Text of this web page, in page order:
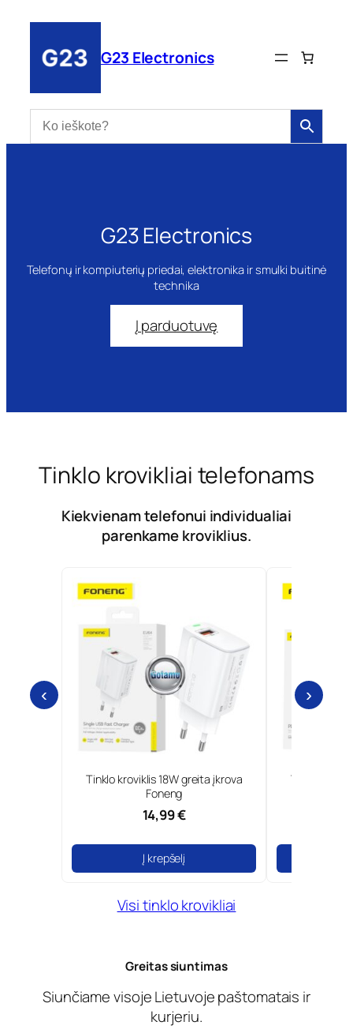
turinio
G23 Electronics
G23 Electronics
Telefonų ir kompiuterių priedai, elektronika ir smulki buitinė
technika
Į parduotuvę
Tinklo krovikliai telefonams
Kiekvienam telefonui individualiai
parenkame kroviklius.
‹
Tinklo kroviklis 18W greita įkrova
Foneng
14,99 €
Į krepšelį
Type-C
›
Visi tinklo krovikliai
Greitas siuntimas
Siunčiame visoje Lietuvoje paštomatais ir
kurjeriu.